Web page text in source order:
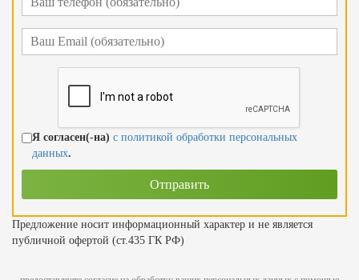
Я согласен(-на) с политикой обработки персональных
данных.
Предложение носит информационный характер и не является
публичной офертой (ст.435 ГК РФ)